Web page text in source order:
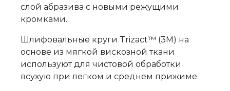
слой абразива с новыми режущими
кромками.
Шлифовальные круги Trizact™ (3M) на
основе из мягкой вискозной ткани
используют для чистовой обработки
всухую при легком и среднем прижиме.